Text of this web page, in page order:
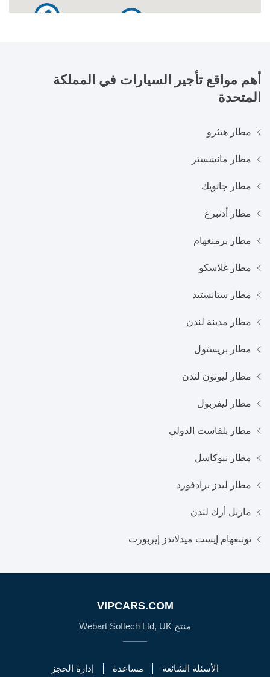
أهم مواقع تأجير السيارات في المملكة
المتحدة
مطار هيثرو
مطار مانشستر
مطار جاتويك
مطار أدنبرغ
مطار برمنغهام
مطار غلاسكو
مطار ستانستيد
مطار مدينة لندن
مطار بريستول
مطار ليوتون لندن
مطار ليفربول
مطار بلفاست الدولي
مطار نيوكاسل
مطار ليدز برادفورد
ماربل أرك لندن
نوتنغهام إيست ميدلاندز إيربورت
VIPCARS.COM
منتج Webart Softech Ltd, UK
الأسئلة الشائعة مساعدة إدارة الحجز